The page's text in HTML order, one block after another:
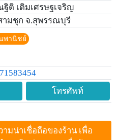
ติ เติมเศรษฐเจริญ
ามชุก จ.สุพรรณบุรี
พานิชย์
โทรศัพท์
มน่าเชื่อถือของร้าน เพื่อ